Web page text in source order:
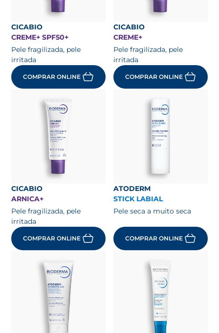
CICABIO
CREME+ SPF50+
Pele fragilizada, pele
irritada
COMPRAR ONLINE
CICABIO
CREME+
Pele fragilizada, pele
irritada
COMPRAR ONLINE
CICABIO
ARNICA+
Pele fragilizada, pele
irritada
COMPRAR ONLINE
ATODERM
STICK LABIAL
Pele seca a muito seca
COMPRAR ONLINE